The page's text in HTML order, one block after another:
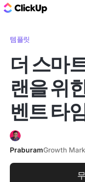
템플릿
더 스마
랜을 위
벤트 타
PraburamGrowth